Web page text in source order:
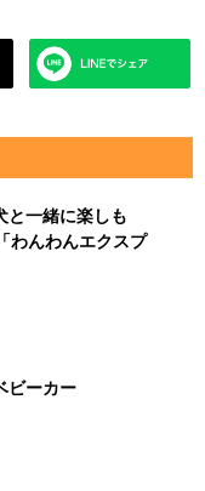
と一緒に楽しも
んわんエクスプ
ビーカー